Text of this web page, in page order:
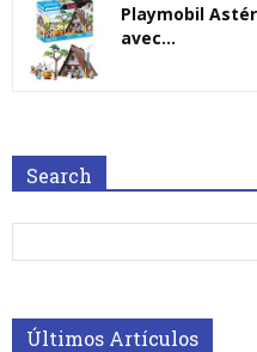
Playmobil
avec...
Search
Últimos Artículos